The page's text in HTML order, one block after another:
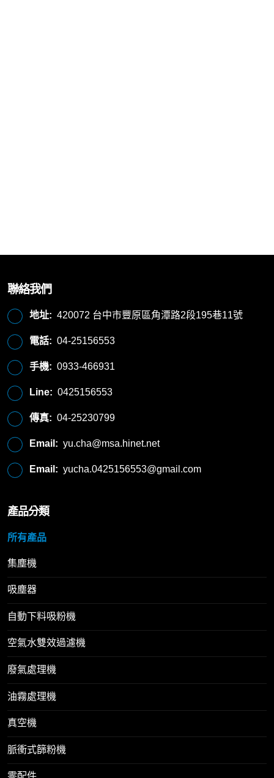
聯絡我們
地址: 420072 台中市豐原區角潭路2段195巷11號
電話: 04-25156553
手機: 0933-466931
Line: 0425156553
傳真: 04-25230799
Email: yu.cha@msa.hinet.net
Email: yucha.0425156553@gmail.com
產品分類
所有產品
集塵機
吸塵器
自動下料吸粉機
空氣水雙效過濾機
廢氣處理機
油霧處理機
真空機
脈衝式篩粉機